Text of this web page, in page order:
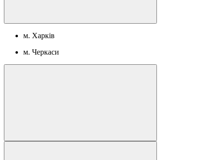
м. Харків
м. Черкаси